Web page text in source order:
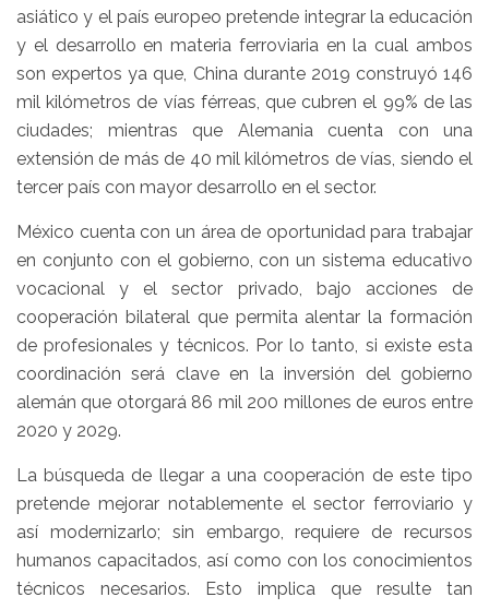
asiático y el país europeo pretende integrar la educación
y el desarrollo en materia ferroviaria en la cual ambos
son expertos ya que, China durante 2019 construyó 146
mil kilómetros de vías férreas, que cubren el 99% de las
ciudades; mientras que Alemania cuenta con una
extensión de más de 40 mil kilómetros de vías, siendo el
tercer país con mayor desarrollo en el sector.
México cuenta con un área de oportunidad para trabajar
en conjunto con el gobierno, con un sistema educativo
vocacional y el sector privado, bajo acciones de
cooperación bilateral que permita alentar la formación
de profesionales y técnicos. Por lo tanto, si existe esta
coordinación será clave en la inversión del gobierno
alemán que otorgará 86 mil 200 millones de euros entre
2020 y 2029.
La búsqueda de llegar a una cooperación de este tipo
pretende mejorar notablemente el sector ferroviario y
así modernizarlo; sin embargo, requiere de recursos
humanos capacitados, así como con los conocimientos
técnicos necesarios. Esto implica que resulte tan